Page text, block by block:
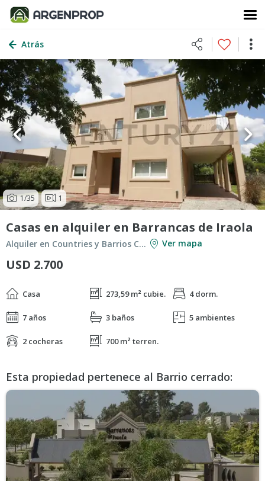
Atrás
1/35 1
Casas en alquiler en Barrancas de Iraola
Alquiler en Countries y Barrios Cerrados en Berazategui Ver mapa
USD 2.700
Casa 273,59 m² cubie. 4 dorm.
7 años 3 baños 5 ambientes
2 cocheras 700 m² terren.
Esta propiedad pertenece al Barrio cerrado: